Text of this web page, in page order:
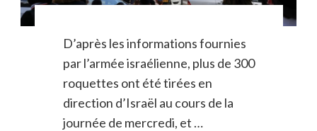
D’après les informations fournies
par l’armée israélienne, plus de 300
roquettes ont été tirées en
direction d’Israël au cours de la
journée de mercredi, et …